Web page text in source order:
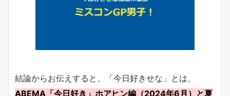
結論からお伝えすると、「今日好きせな」とは、
ABEMA「今日好き」ホアヒン編（2024年6月）と夏